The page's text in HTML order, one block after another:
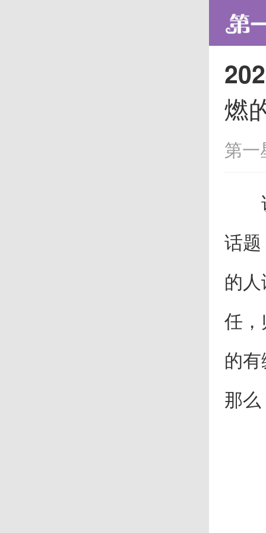
燃
第
说
话
的
任
的
那